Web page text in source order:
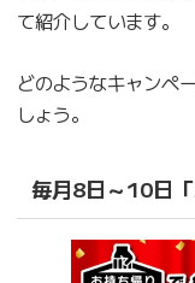
て紹介しています。
どのようなキャンペ
しょう。
毎月8日～10日「